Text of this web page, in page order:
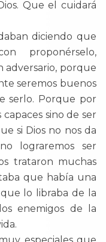
Que el cuidará
diciendo que
proponérselo,
adversario, porque
seremos buenos
serlo. Porque por
sino de ser
si Dios no nos da
lograremos ser
trataron muchas
que había una
lo libraba de la
enemigos de la